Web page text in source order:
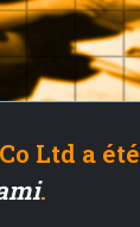
Ltd a été
.